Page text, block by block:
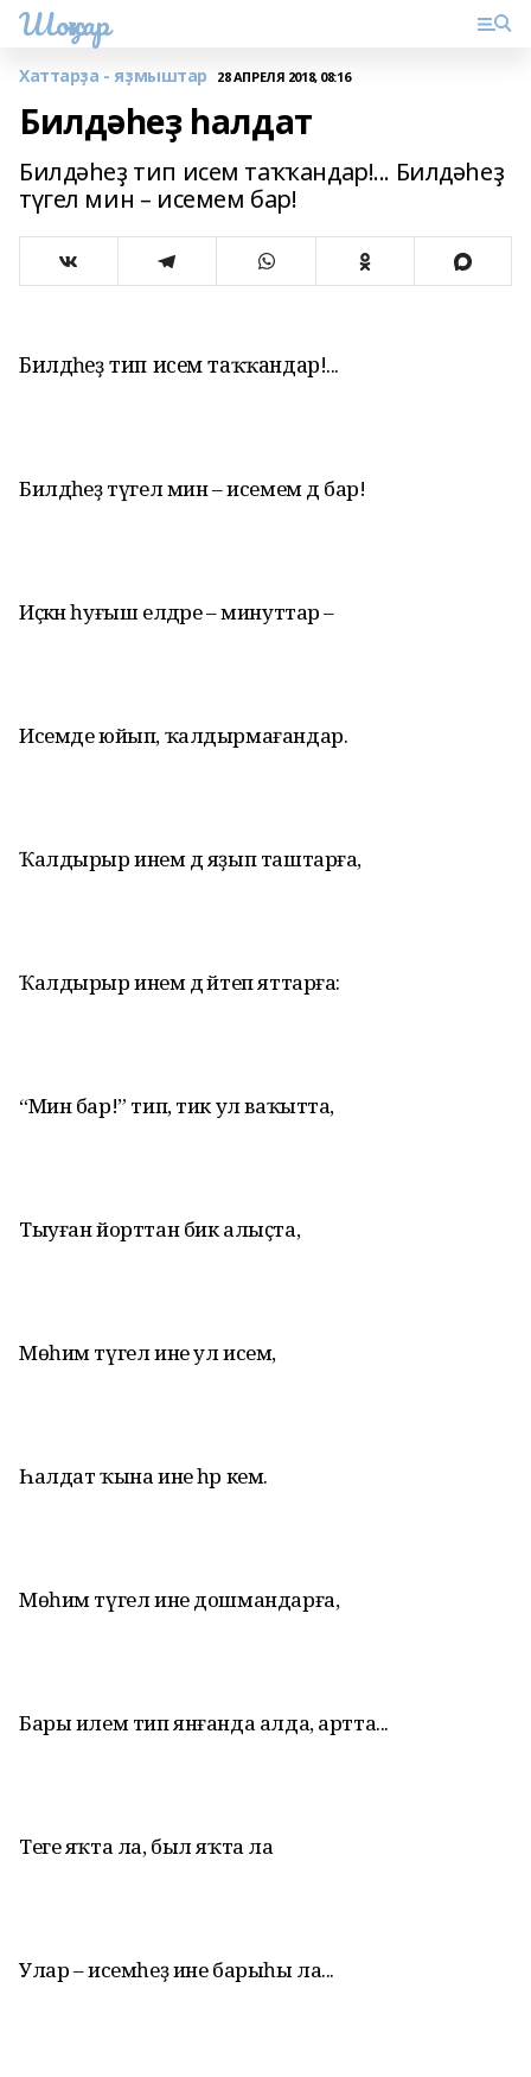
Шоңҡар
Хаттарҙа - яҙмыштар 28 АПРЕЛЯ 2018, 08:16
Билдәһеҙ һалдат
Билдәһеҙ тип исем таҡҡандар!... Билдәһеҙ
түгел мин – исемем бар!
Билдәһеҙ тип исем таҡҡандар!...
Билдәһеҙ түгел мин – исемем дә бар!
Иҫкән һуғыш елдәре – минуттар –
Исемде юйып, ҡалдырмағандар.
Ҡалдырыр инем дә яҙып таштарға,
Ҡалдырыр инем дә әйтеп яттарға:
“Мин бар!” тип, тик ул ваҡытта,
Тыуған йорттан бик алыҫта,
Мөһим түгел ине ул исем,
Һалдат ҡына ине һәр кем.
Мөһим түгел ине дошмандарға,
Бары илем тип янғанда алда, артта...
Теге яҡта ла, был яҡта ла
Улар – исемһеҙ ине барыһы ла...